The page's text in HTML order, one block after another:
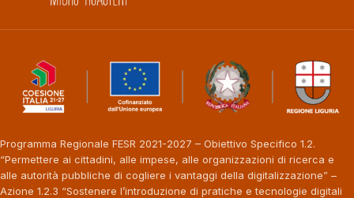
Programma Regionale FESR 2021-2027 – Obiettivo Specifico 1.2.
“Permettere ai cittadini, alle impese, alle organizzazioni di ricerca e
alle autorità pubbliche di cogliere i vantaggi della digitalizzazione” –
Azione 1.2.3 “Sostenere l’introduzione di pratiche e tecnologie digitali